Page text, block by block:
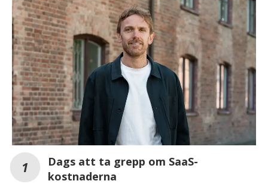
Dags att ta grepp om SaaS-
kostnaderna